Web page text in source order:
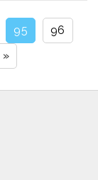
95
96
»